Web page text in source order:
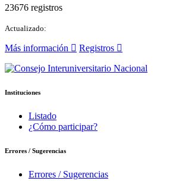
23676 registros
Actualizado:
Más información Registros
Instituciones
Listado
¿Cómo participar?
Errores / Sugerencias
Errores / Sugerencias